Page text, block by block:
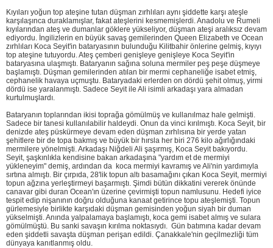
Kıyıları yoğun top ateşine tutan düşman zırhlıları aynı şiddette karşı ateşle
karşılaşınca duraklamışlar, fakat ateşlerini kesmemişlerdi. Anadolu ve Rumeli
kıyılarından ateş ve dumanlar göklere yükseliyor, düşman ateşi aralıksız devam
ediyordu. İngilizlerin en büyük savaş gemilerinden Queen Elizabeth ve Ocean
zırhlıları Koca Seyit'in bataryasının bulunduğu Kilitbahir önlerine gelmiş, kıyıyı
top ateşine tutuyordu. Ateş çemberi genişleye genişleye Koca Seyit'in
bataryasına ulaşmıştı. Bataryanın sağına soluna mermiler peş peşe düşmeye
başlamıştı. Düşman gemilerinden atılan bir mermi cephaneliğe isabet etmiş,
cephanelik havaya uçmuştu. Bataryadaki erlerden on dördü şehit olmuş, yirmi
dördü ise yaralanmıştı. Sadece Seyit ile Ali isimli arkadaşı yara almadan
kurtulmuşlardı.
Bataryanın toplarından ikisi toprağa gömülmüş ve kullanılmaz hale gelmişti.
Sadece bir tanesi kullanılabilir haldeydi. Onun da vinci kırılmıştı. Koca Seyit, bir
denizde ateş püskürmeye devam eden düşman zırhlısına bir yerde yatan
şehitlere bir de topa bakmış ve büyük bir hırsla her biri 276 kilo ağırlığındaki
mermilere yönelmişti. Arkadaşı Niğdeli Ali şaşırmış, Koca Seyit bakıyordu.
Seyit, şaşkınlıkla kendisine bakan arkadaşına "yardım et de mermiyi
yükleneyim" demiş, ardından da koca mermiyi kavramış ve Ali'nin yardımıyla
sırtına almıştı. Bir çırpıda, 28'lik topun altı basamağını çıkan Koca Seyit, mermiyi
topun ağzına yerleştirmeyi başarmıştı. Şimdi bütün dikkatini vererek önünde
canavar gibi duran Ocean'ın üzerine çevirmişti topun namlusunu. Hedefi iyice
tespit edip nişanının doğru olduğuna kanaat getirince topu ateşlemişti. Topun
gürlemesiyle birlikte karşıdaki düşman gemisinden yoğun siyah bir duman
yükselmişti. Anında yalpalamaya başlamıştı, koca gemi isabet almış ve sulara
gömülmüştü. Bu sanki savaşın kırılma noktasıydı.
Gün batımına kadar devam
eden şiddetli savaşta düşman perişan edildi. Çanakkale'nin geçilmezliği tüm
dünyaya kanıtlanmış oldu.